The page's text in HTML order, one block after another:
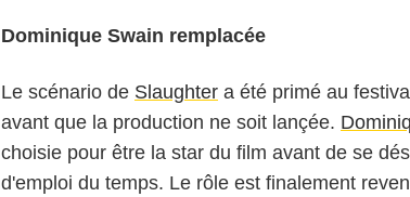
Dominique Swain remplacée
Le scénario de Slaughter a été primé au
avant que la production ne soit lançée.
choisie pour être la star du film avant de se
d'emploi du temps. Le rôle est finalement